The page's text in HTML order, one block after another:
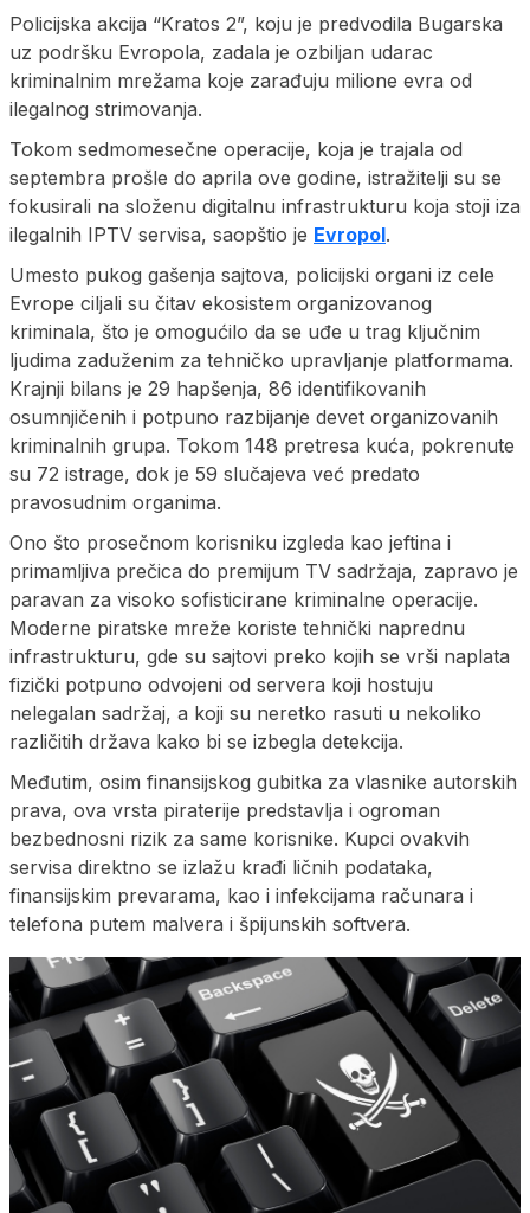
Policijska akcija “Kratos 2”, koju je predvodila Bugarska
uz podršku Evropola, zadala je ozbiljan udarac
kriminalnim mrežama koje zarađuju milione evra od
ilegalnog strimovanja.
Tokom sedmomesečne operacije, koja je trajala od
septembra prošle do aprila ove godine, istražitelji su se
fokusirali na složenu digitalnu infrastrukturu koja stoji iza
ilegalnih IPTV servisa, saopštio je Evropol.
Umesto pukog gašenja sajtova, policijski organi iz cele
Evrope ciljali su čitav ekosistem organizovanog
kriminala, što je omogućilo da se uđe u trag ključnim
ljudima zaduženim za tehničko upravljanje platformama.
Krajnji bilans je 29 hapšenja, 86 identifikovanih
osumnjičenih i potpuno razbijanje devet organizovanih
kriminalnih grupa. Tokom 148 pretresa kuća, pokrenute
su 72 istrage, dok je 59 slučajeva već predato
pravosudnim organima.
Ono što prosečnom korisniku izgleda kao jeftina i
primamljiva prečica do premijum TV sadržaja, zapravo je
paravan za visoko sofisticirane kriminalne operacije.
Moderne piratske mreže koriste tehnički naprednu
infrastrukturu, gde su sajtovi preko kojih se vrši naplata
fizički potpuno odvojeni od servera koji hostuju
nelegalan sadržaj, a koji su neretko rasuti u nekoliko
različitih država kako bi se izbegla detekcija.
Međutim, osim finansijskog gubitka za vlasnike autorskih
prava, ova vrsta piraterije predstavlja i ogroman
bezbednosni rizik za same korisnike. Kupci ovakvih
servisa direktno se izlažu krađi ličnih podataka,
finansijskim prevarama, kao i infekcijama računara i
telefona putem malvera i špijunskih softvera.